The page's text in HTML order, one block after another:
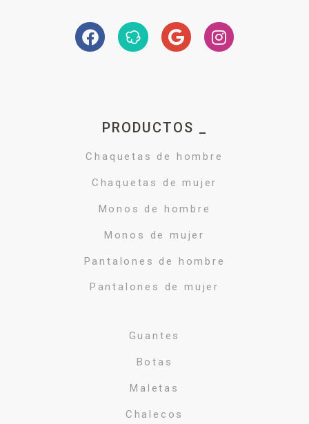
PRODUCTOS _
Chaquetas de hombre
Chaquetas de mujer
Monos de hombre
Monos de mujer
Pantalones de hombre
Pantalones de mujer
Guantes
Botas
Maletas
Chalecos